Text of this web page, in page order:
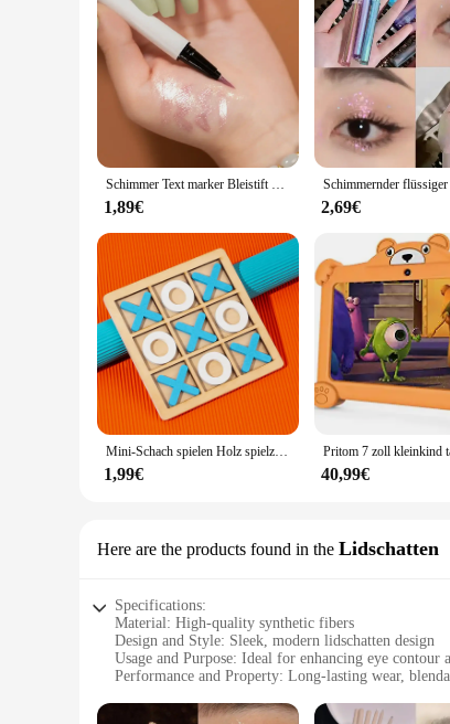
Features:
|Wholesale|Vendors|
**Unmatched Versatility and Quality**
The Wasserschwimmer Augen-Schatten-u.
eye shadow and lash options, catering to diverse
perfect for both beginners and seasoned makeup
**Optimized for Professional Use**
Whether you're a makeup artist or a beauty blogger,
together, allowing for quick and effortless makeup
captivated by your work.
**Adaptable for Every Scenario**
From a casual day out to a glamorous evening
occasion. The lashes are available in different
makeup stays flawless throughout the day or night.
Incorporating the Wasserschwimmer Augen-
professional-level looks for yourself or your clients.
Schimmer Text marker Bleistift glatt langlebige wasserdichte Diamant Champagner Gold Pink aufhellen Lidschatten Stift
1,89€ 2,69€
Mini-Schach spielen Holz spielzeug Interaktion Puzzle Training Gehirn lernen frühen Lernspiel zeug für Kinder Kinder Montessori-Spiel
1,99€ 40,99€
Here are the products found in the Lidschatten
Specifications:
Material: High-quality synthetic fibers
Design and Style: Sleek, modern lidschatten design
Usage and Purpose: Ideal for enhancing eye
Performance and Property: Long-lasting wear,
Typical Adaptive Scenario: Suitable for various